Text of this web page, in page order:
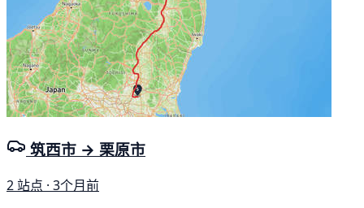
筑西市 → 栗原市
2 站点 · 3个月前